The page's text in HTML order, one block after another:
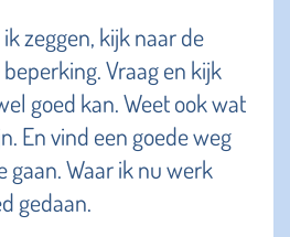
zeggen, kijk naar de
Vraag en kijk
goed kan. Weet ook wat
En vind een goede weg
gaan. Waar ik nu werk
gedaan.